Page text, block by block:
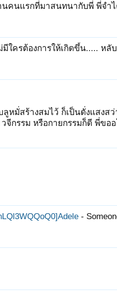
นคนแรกที่มาสนทนากับพี่ พี่จำ
มีใครต้องการให้เกิดขึ้น..... ห
มั่สร้างสมไว้ ก็เป็นดั่งแสงส
จีกรรม หรือกายกรรมก็ดี พี่ขอ
-